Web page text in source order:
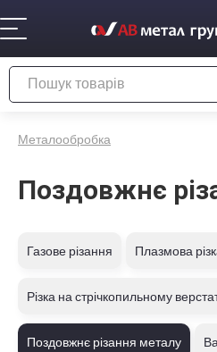
Металообробка
Поздовжнє
Газове різання Плазмова
Різка на стрічкопильному
Поздовжнє різання металу